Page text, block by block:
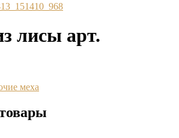
лисы арт.
меха